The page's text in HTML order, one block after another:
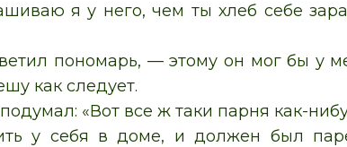
я у него, чем ты хлеб себе
пономарь, — этому он мог бы у
как следует.
«Вот все ж таки парня как-
у себя в доме, и должен был